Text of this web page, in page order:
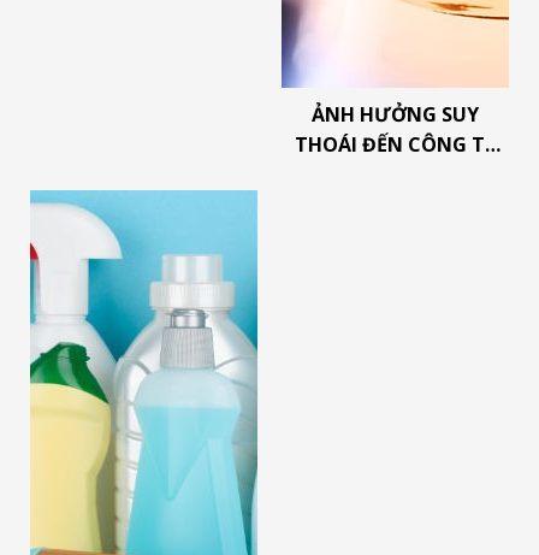
ẢNH HƯỞNG SUY
THOÁI ĐẾN CÔNG TY